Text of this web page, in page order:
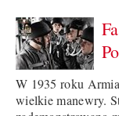
W 1935 roku
wielkie manewry.